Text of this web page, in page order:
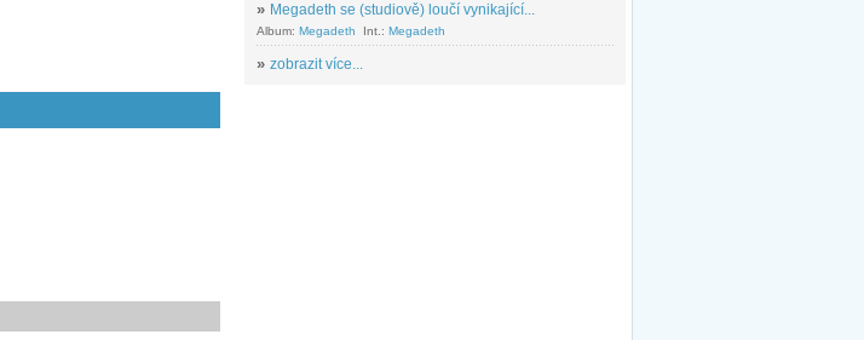
» Megadeth se (studiově) loučí vynikající...
Album: Megadeth Int.: Megadeth
» zobrazit více...